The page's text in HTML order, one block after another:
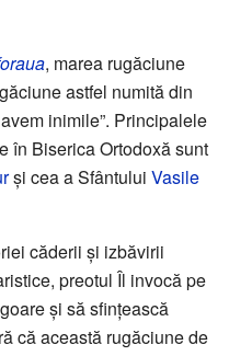
, marea rugăciune
astfel numită din
inimile”. Principalele
în Biserica Ortodoxă sunt
și cea a Sfântului Vasile
căderii și izbăvirii
preotul Îl invocă pe
și să sfințească
că această rugăciune de